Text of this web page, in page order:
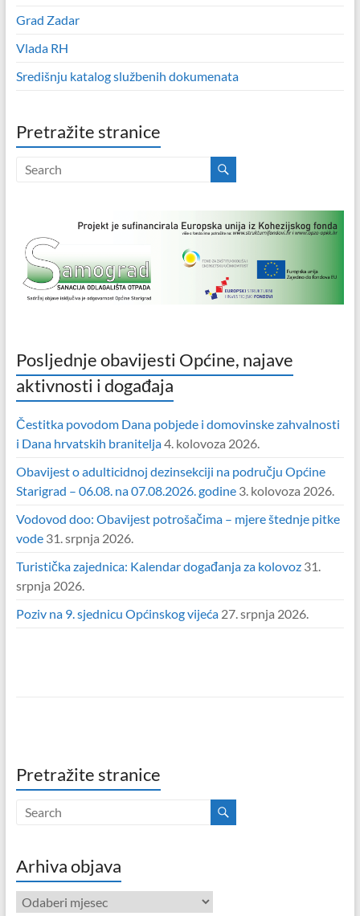
Grad Zadar
Vlada RH
Središnju katalog službenih dokumenata
Pretražite stranice
Posljednje obavijesti Općine, najave
aktivnosti i događaja
Čestitka povodom Dana pobjede i domovinske zahvalnosti
i Dana hrvatskih branitelja4. kolovoza 2026.
Obavijest o adulticidnoj dezinsekciji na području Općine
Starigrad – 06.08. na 07.08.2026. godine 3. kolovoza 2026.
Vodovod doo: Obavijest potrošačima – mjere štednje pitke
vode 31. srpnja 2026.
Turistička zajednica: Kalendar događanja za kolovoz 31.
srpnja 2026.
Poziv na 9. sjednicu Općinskog vijeća 27. srpnja 2026.
Pretražite stranice
Arhiva objava
Arhiva